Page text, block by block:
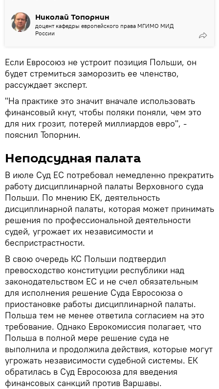
Николай Топорнин
доцент кафедры европейского права МГИМО МИД
России
Если Евросоюз не устроит позиция Польши, он
будет стремиться заморозить ее членство,
рассуждает эксперт.
"На практике это значит вначале использовать
финансовый кнут, чтобы поляки поняли, чем это
для них грозит, потерей миллиардов евро", -
пояснил Топорнин.
Неподсудная палата
В июле Суд ЕС потребовал немедленно прекратить
работу дисциплинарной палаты Верховного суда
Польши. По мнению ЕК, деятельность
дисциплинарной палаты, которая может принимать
решения по профессиональной деятельности
судей, угрожает их независимости и
беспристрастности.
В свою очередь КС Польши подтвердил
превосходство конституции республики над
законодательством ЕС и не счел обязательным
для исполнения решение Суда Евросоюза о
приостановке работы дисциплинарной палаты.
Польша тем не менее ответила согласием на это
требование. Однако Еврокомиссия полагает, что
Польша в полной мере решение суда не
выполнила и продолжила действия, которые могут
угрожать независимости судебной системы. ЕК
обратилась в Суд Евросоюза для введения
финансовых санкций против Варшавы.